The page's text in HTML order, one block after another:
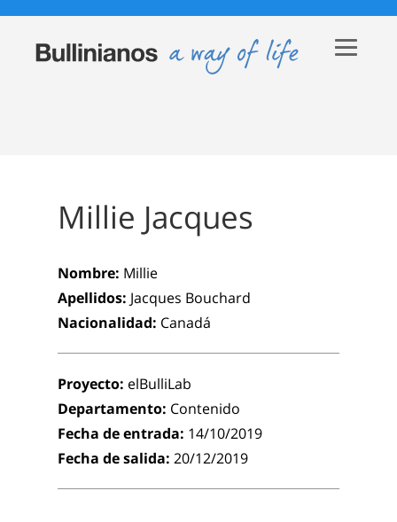
Millie Jacques
Nombre: Millie
Apellidos: Jacques Bouchard
Nacionalidad: Canadá
Proyecto: elBulliLab
Departamento: Contenido
Fecha de entrada: 14/10/2019
Fecha de salida: 20/12/2019